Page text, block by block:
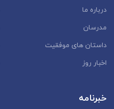
درباره ما
مدرسان
داستان‌ های موفقیت
اخبار روز
خبرنامه